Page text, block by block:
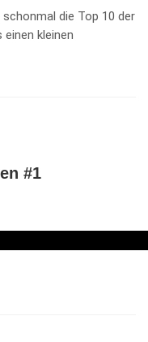
die Top 10 der
kleinen
#1